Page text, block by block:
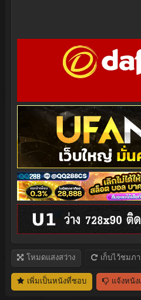
โหมดแสงสว่าง เก็บไว้ชมภ
เพิ่มเป็นหนังที่ชอบ แจ้งหนัง